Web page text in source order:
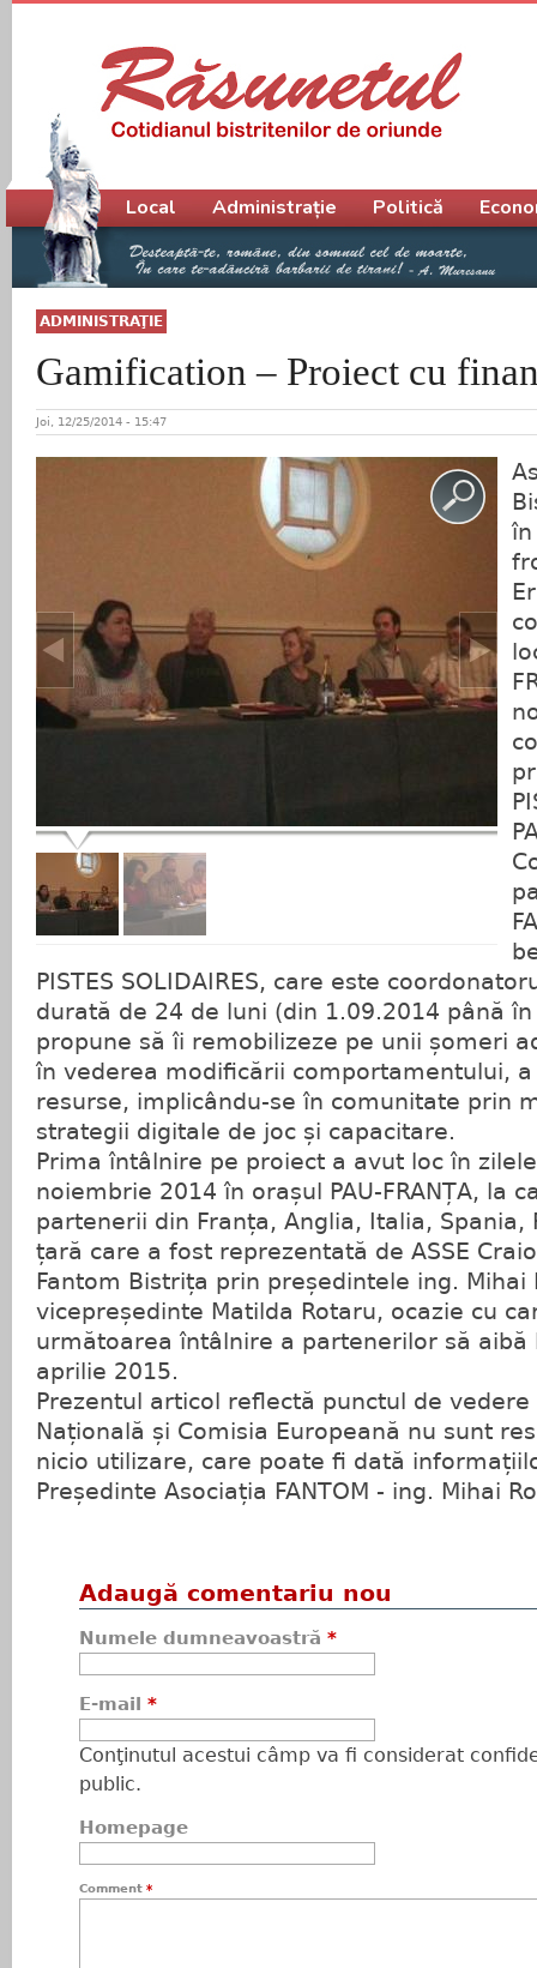
ADMINISTRAŢIE
Gamification – Proiect cu
Joi, 12/25/2014 - 15:47
în
PISTES SOLIDAIRES, care este
durată de 24 de luni (din 1.09.2014 până
propune să îi remobilizeze pe unii șomeri
în vederea modificării comportamentului,
resurse, implicându-se în comunitate prin
strategii digitale de joc și capacitare.
Prima întâlnire pe proiect a avut loc în
noiembrie 2014 în orașul PAU-FRANȚA, la
partenerii din Franța, Anglia, Italia, Spania,
țară care a fost reprezentată de ASSE
Fantom Bistrița prin președintele ing. Mihai
vicepreședinte Matilda Rotaru, ocazie cu
următoarea întâlnire a partenerilor să aibă
aprilie 2015.
Prezentul articol reflectă punctul de
Națională și Comisia Europeană nu sunt
nicio utilizare, care poate fi dată
Președinte Asociația FANTOM - ing. Mihai
Adaugă comentariu nou
Numele dumneavoastră *
E-mail *
Conţinutul acestui câmp va fi considerat
public.
Homepage
Comment *
Meniu principal
Local Administrație Politică